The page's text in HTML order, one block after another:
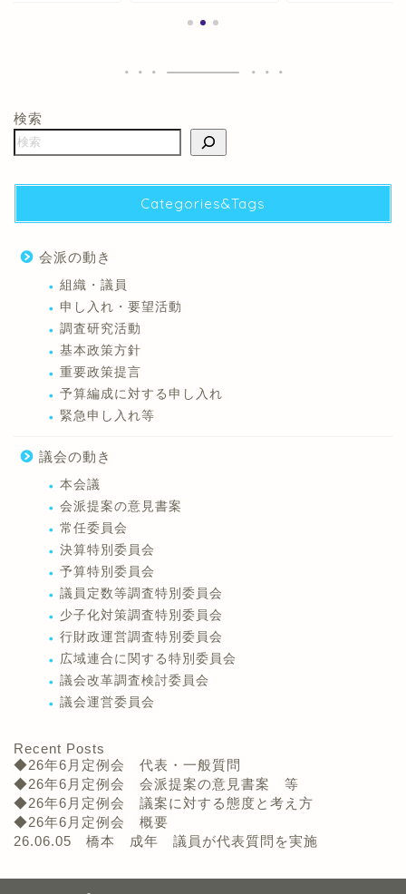
検索
Categories&Tags
会派の動き
組織・議員
申し入れ・要望活動
調査研究活動
基本政策方針
重要政策提言
予算編成に対する申し入れ
緊急申し入れ等
議会の動き
本会議
会派提案の意見書案
常任委員会
決算特別委員会
予算特別委員会
議員定数等調査特別委員会
少子化対策調査特別委員会
行財政運営調査特別委員会
広域連合に関する特別委員会
議会改革調査検討委員会
議会運営委員会
Recent Posts
◆26年6月定例会 代表・一般質問
◆26年6月定例会 会派提案の意見書案 等
◆26年6月定例会 議案に対する態度と考え方
◆26年6月定例会 概要
26.06.05 橋本 成年 議員が代表質問を実施